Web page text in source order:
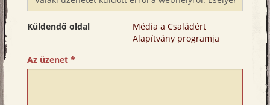
Küldendő oldal
Média a Családért
Alapítvány programja
Az üzenet *